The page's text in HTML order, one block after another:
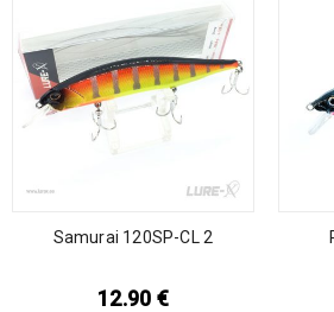
Samurai 120SP-CL 2
12.90 €